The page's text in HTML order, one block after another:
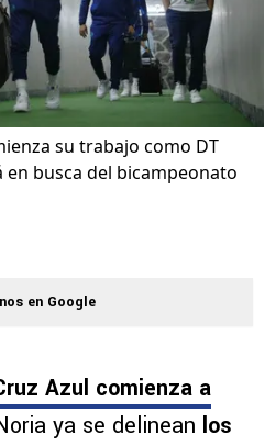
su trabajo como DT
en busca del bicampeonato
en Google
Azul comienza a
ya se delinean los